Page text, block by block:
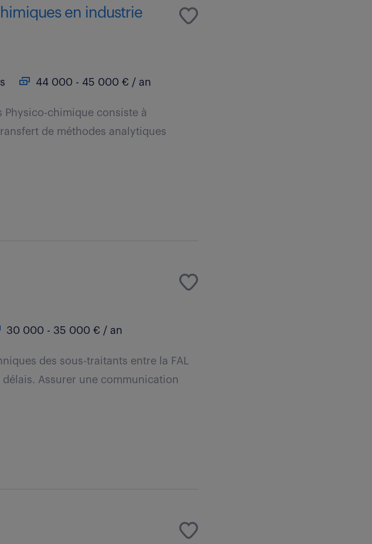
en industrie
44 000 - 45 000 € / an
Physico-chimique consiste à
de méthodes analytiques
30 000 - 35 000 € / an
des sous-traitants entre la FAL
Assurer une communication